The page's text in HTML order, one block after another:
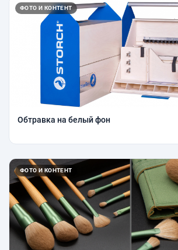
ФОТО И КОНТЕНТ
Обтравка на белый фон
ФОТО И КОНТЕНТ